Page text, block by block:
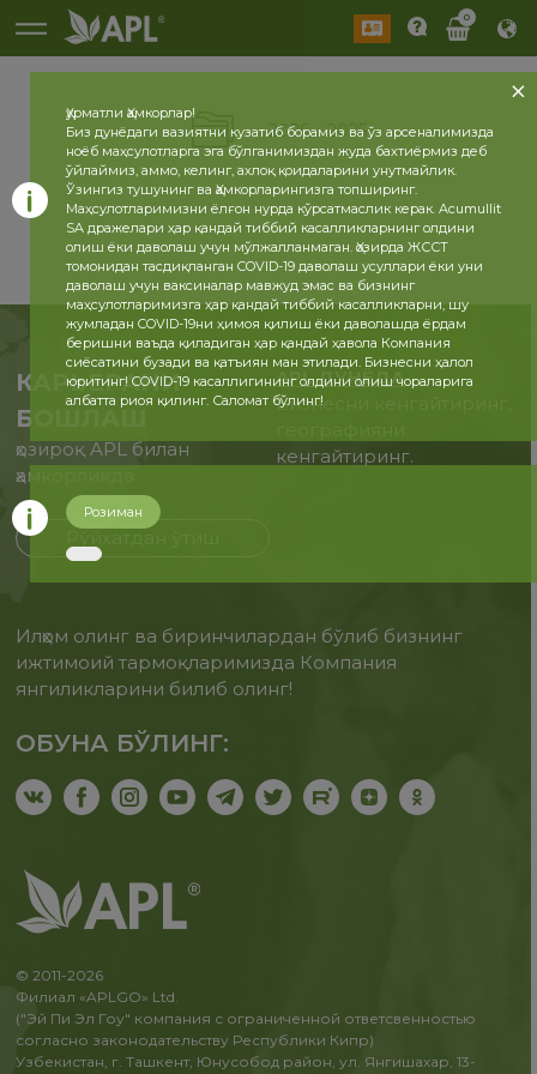
0
2026 2025
КАРЬЕРАНИ
БОШЛАШ
ҳозироқ APL билан
ҳамкорликда
APL ДУНЁДА
Бизнесни кенгайтиринг,
кенгайтиринг.
Илҳом олинг ва биринчилардан бўлиб бизнинг
ижтимоий тармоқларимизда Компания
янгиликларини билиб олинг!
ОБУНА БЎЛИНГ:
© 2011-2026
Филиал «APLGO» Ltd.
("Эй Пи Эл Гоу" компания с ограниченной ответсвенностью
согласно законодательству Республики Кипр)
Узбекистан, г. Ташкент, Юнусобод район, ул. Янгишахар, 13-
Ҳурматли Ҳамкорлар!
Биз дунёдаги вазиятни кузатиб борамиз ва ўз арсеналимизда
ноёб маҳсулотларга эга бўлганимиздан жуда бахтиёрмиз деб
ўйлаймиз, аммо, келинг, ахлоқ қоидаларини унутмайлик.
Ўзингиз тушунинг ва Ҳамкорларингизга топширинг.
Маҳсулотларимизни ёлғон нурда кўрсатмаслик керак. Acumullit
SA дражелари ҳар қандай тиббий касалликларнинг олдини
олиш ёки даволаш учун мўлжалланмаган. Ҳозирда ЖССТ
томонидан тасдиқланган COVID-19 даволаш усуллари ёки уни
даволаш учун ваксиналар мавжуд эмас ва бизнинг
маҳсулотларимизга ҳар қандай тиббий касалликларни, шу
жумладан COVID-19ни ҳимоя қилиш ёки даволашда ёрдам
беришни ваъда қиладиган ҳар қандай ҳавола Компания
сиёсатини бузади ва қатъиян ман этилади. Бизнесни ҳалол
юритинг! COVID-19 касаллигининг олдини олиш чораларига
албатта риоя қилинг. Саломат бўлинг!
Розиман